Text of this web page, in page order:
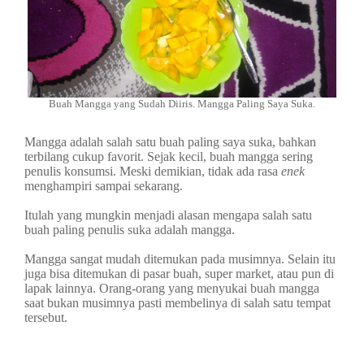
Buah Mangga yang Sudah Diiris. Mangga Paling Saya Suka.
Mangga adalah salah satu buah paling saya suka, bahkan
terbilang cukup favorit. Sejak kecil, buah mangga sering
penulis konsumsi. Meski demikian, tidak ada rasa enek
menghampiri sampai sekarang.
Itulah yang mungkin menjadi alasan mengapa salah satu
buah paling penulis suka adalah mangga.
Mangga sangat mudah ditemukan pada musimnya. Selain itu
juga bisa ditemukan di pasar buah, super market, atau pun di
lapak lainnya. Orang-orang yang menyukai buah mangga
saat bukan musimnya pasti membelinya di salah satu tempat
tersebut.